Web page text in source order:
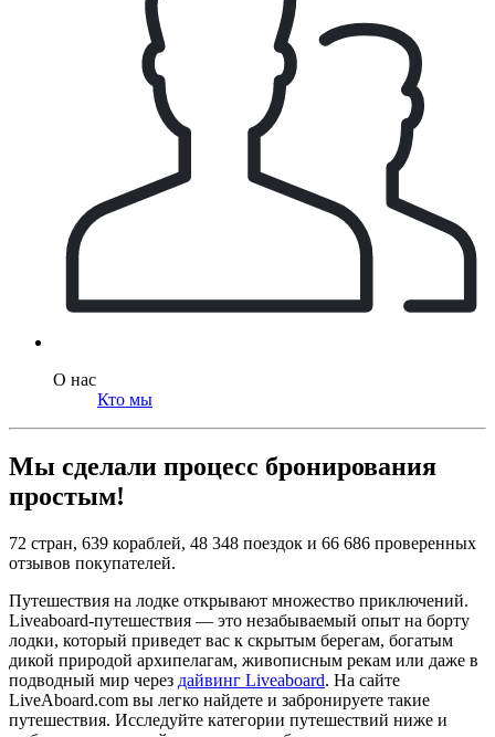
О нас
Кто мы
Мы сделали процесс бронирования
простым!
72 стран, 639 кораблей, 48 348 поездок и 66 686 проверенных
отзывов покупателей.
Путешествия на лодке открывают множество приключений.
Liveaboard-путешествия — это незабываемый опыт на борту
лодки, который приведет вас к скрытым берегам, богатым
дикой природой архипелагам, живописным рекам или даже в
подводный мир через дайвинг Liveaboard. На сайте
LiveAboard.com вы легко найдете и забронируете такие
путешествия. Исследуйте категории путешествий ниже и